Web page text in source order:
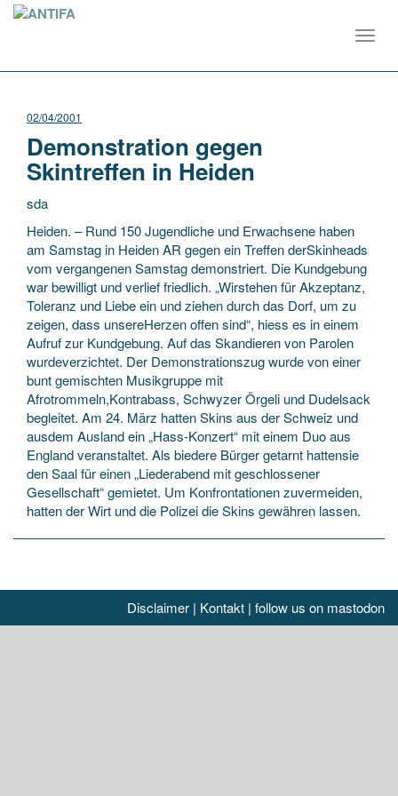
02/04/2001
Demonstration gegen
Skintreffen in Heiden
sda
Heiden. – Rund 150 Jugendliche und Erwachsene haben
am Samstag in Heiden AR gegen ein Treffen derSkinheads
vom vergangenen Samstag demonstriert. Die Kundgebung
war bewilligt und verlief friedlich. „Wirstehen für Akzeptanz,
Toleranz und Liebe ein und ziehen durchdas Dorf, um zu
zeigen, dass unsereHerzen offen sind“, hiess es in einem
Aufruf zur Kundgebung. Auf das Skandieren von Parolen
wurdeverzichtet. Der Demonstrationszug wurde von einer
bunt gemischten Musikgruppe mit
Afrotrommeln,Kontrabass, Schwyzer Örgeli und Dudelsack
begleitet. Am 24. März hatten Skins aus der Schweiz und
ausdem Ausland ein „Hass-Konzert“ mit einem Duo aus
England veranstaltet. Als biedere Bürger getarnt hattensie
den Saal für einen „Liederabend mit geschlossener
Gesellschaft“ gemietet. Um Konfrontationen zuvermeiden,
hatten der Wirt und die Polizei die Skins gewähren lassen.
Disclaimer | Kontakt | follow us on mastodon